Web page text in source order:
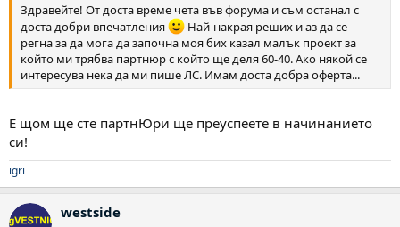
Здравейте! От доста време чета във форума и съм останал с
доста добри впечатления
Най-накрая реших и аз да се
регна за да мога да започна моя бих казал малък проект за
който ми трябва партнюр с който ще деля 60-40. Ако някой се
интересува нека да ми пише ЛС. Имам доста добра оферта...
Е щом ще сте партнЮри ще преуспеете в начинанието
си!
igri
westside